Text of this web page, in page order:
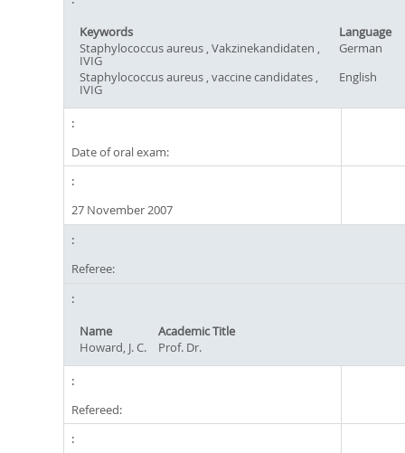
Keywords
Language
Staphylococcus aureus , Vakzinekandidaten ,
IVIG
German
Staphylococcus aureus , vaccine candidates ,
IVIG
English
Date of oral exam:
27 November 2007
Referee:
Name
Academic Title
Howard, J. C.
Prof. Dr.
Refereed: